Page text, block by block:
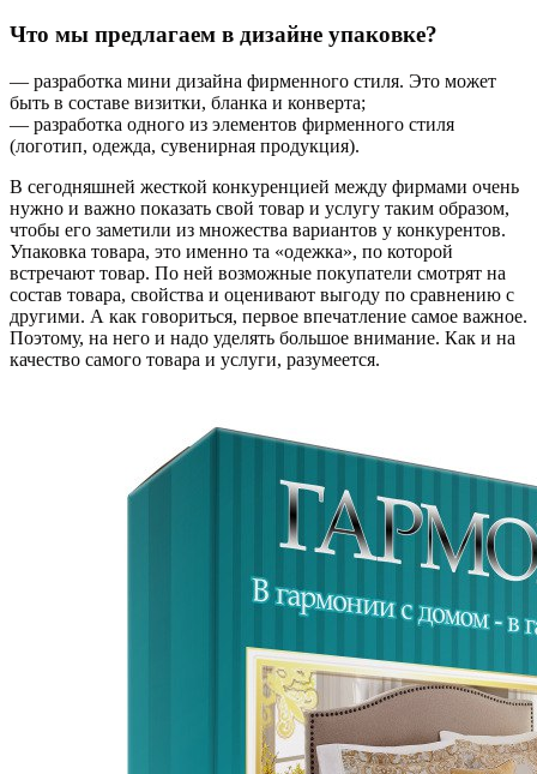
Что мы предлагаем в дизайне упаковке?
— разработка мини дизайна фирменного стиля. Это может
быть в составе визитки, бланка и конверта;
— разработка одного из элементов фирменного стиля
(логотип, одежда, сувенирная продукция).
В сегодняшней жесткой конкуренцией между фирмами очень
нужно и важно показать свой товар и услугу таким образом,
чтобы его заметили из множества вариантов у конкурентов.
Упаковка товара, это именно та «одежка», по которой
встречают товар. По ней возможные покупатели смотрят на
состав товара, свойства и оценивают выгоду по сравнению с
другими. А как говориться, первое впечатление самое важное.
Поэтому, на него и надо уделять большое внимание. Как и на
качество самого товара и услуги, разумеется.